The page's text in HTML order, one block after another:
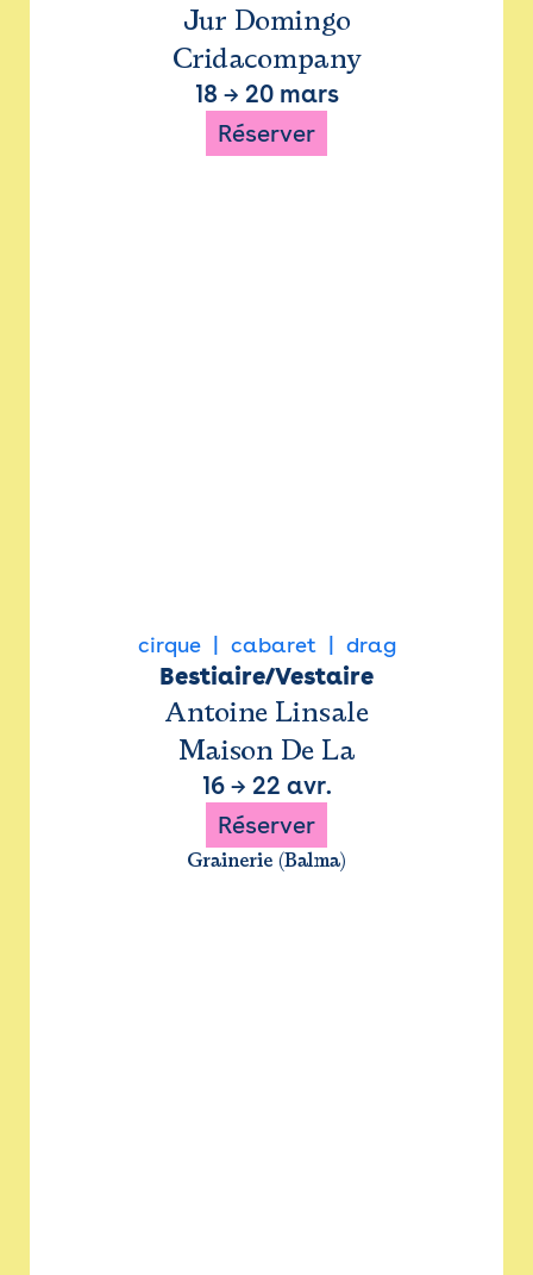
Jur Domingo
Cridacompany
18 → 20 mars
Réserver
cirque cabaret drag
Bestiaire/Vestaire
Antoine Linsale
Maison De La
16→ 22 avr.
Réserver
Grainerie (Balma)